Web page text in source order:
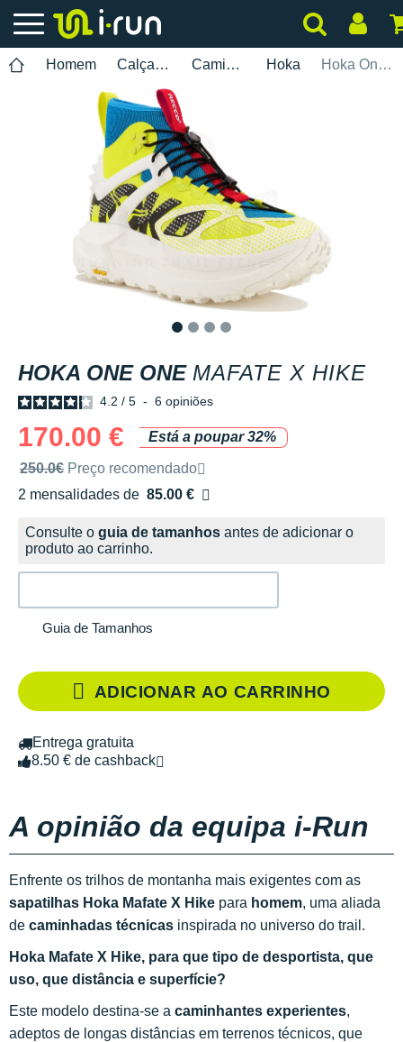
Homem Calçados Caminhada Hoka Hoka One One Mafate X Hike
HOKA ONE ONE MAFATE X HIKE
4.2 / 5 - 6 opiniões
170.00 €
Está a poupar 32%
Preço de venda recomendado pela marca
250.0€ Preço recomendado
2 mensalidades de 85.00 €
sem custos
Consulte o guia de tamanhos antes de adicionar o
produto ao carrinho.
Guia de Tamanhos
ADICIONAR AO CARRINHO
Entrega gratuita
8.50 € de cashback
A opinião da equipa i-Run
Enfrente os trilhos de montanha mais exigentes com as
sapatilhas Hoka Mafate X Hike para homem, uma aliada
de caminhadas técnicas inspirada no universo do trail.
Hoka Mafate X Hike, para que tipo de desportista, que
uso, que distância e superfície?
Este modelo destina-se a caminhantes experientes,
adeptos de longas distâncias em terrenos técnicos, que